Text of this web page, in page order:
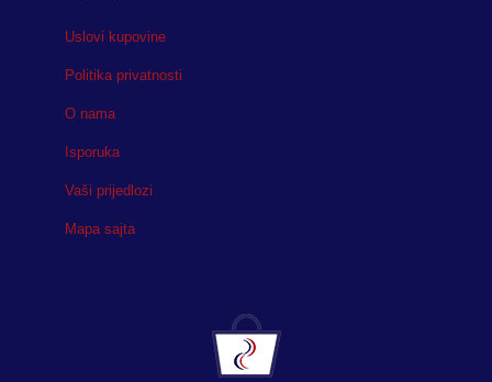
Uslovi kupovine
Politika privatnosti
O nama
Isporuka
Vaši prijedlozi
Mapa sajta